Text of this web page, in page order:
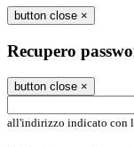
button close ×
Recupero
button close ×
all'indirizzo indicato con